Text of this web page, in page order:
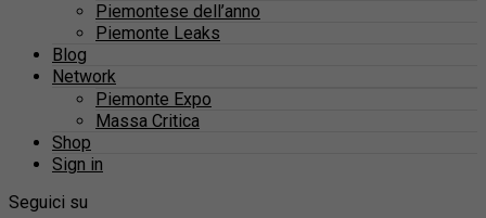
Piemontese dell’anno
Piemonte Leaks
Blog
Network
Piemonte Expo
Massa Critica
Shop
Sign in
Seguici su